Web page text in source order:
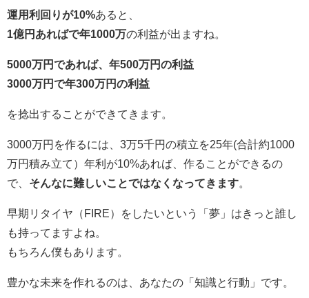
運用利回りが10%あると、
1億円あればで年1000万の利益が出ますね。
5000万円であれば、年500万円の利益
3000万円で年300万円の利益
を捻出することができてきます。
3000万円を作るには、3万5千円の積立を25年(合計約1000
万円積み立て）年利が10%あれば、作ることができるの
で、 そんなに難しいことではなくなってきます。
早期リタイヤ（FIRE）をしたいという「夢」はきっと誰し
も持ってますよね。
もちろん僕もあります。
豊かな未来を作れるのは、あなたの「知識と行動」です。